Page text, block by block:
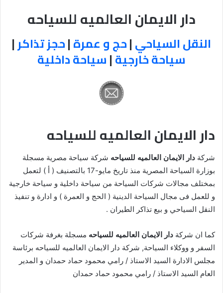
دار الايمان العالميه للسياحه
النقل السياحي|حج و عمرة|حجز تذاكر|
سياحة خارجية|سياحة داخلية
دار الايمان العالميه للسياحه
شركة دار الايمان العالميه للسياحه شركة سياحة مصرية مسجلة
بوزارة السياحة المصرية منذ تاريخ مايو-17 بالتصنيف ( أ ) لتعمل
بمختلف مجالات شركات السياحة من سياحة داخلية و سياحة خارجية
و للعمل فى مجال السياحة الدينية ( الحج و العمرة ) و ادارة و تنفيذ
النقل السياحي و بيع تذاكر الطيران .
كما ان شركة دار الايمان العالميه للسياحه مسجلة بغرفة شركات
السفر و ووكلاء السياحة, شركة دار الايمان العالميه للسياحه برئاسة
مجلس الادارة السيد الاستاذ / رامي محمود حماد حمدان و المدير
العام السيد الاستاذ / رامي محمود حماد حمدان